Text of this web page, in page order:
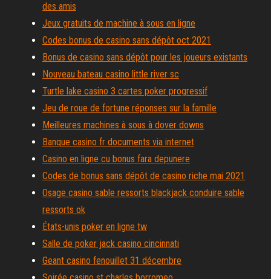
des amis
Jeux gratuits de machine à sous en ligne
Codes bonus de casino sans dépôt oct 2021
Bonus de casino sans dépôt pour les joueurs existants
Nouveau bateau casino little river sc
Turtle lake casino 3 cartes poker progressif
Jeu de roue de fortune réponses sur la famille
Meilleures machines à sous à dover downs
Banque casino fr documents via internet
Casino en ligne cu bonus fara depunere
Codes de bonus sans dépôt de casino riche mai 2021
Osage casino sable ressorts blackjack conduire sable
ressorts ok
États-unis poker en ligne tw
Salle de poker jack casino cincinnati
Geant casino fenouillet 31 décembre